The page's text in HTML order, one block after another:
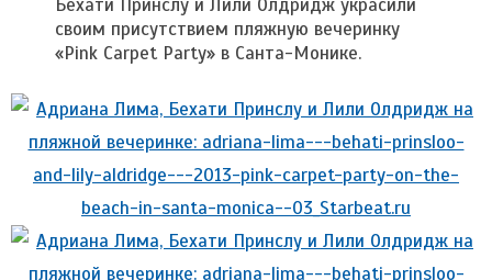
Бехати Принслу и Лили Олдридж украсили
своим присутствием пляжную вечеринку
«Pink Carpet Party» в Санта-Монике.